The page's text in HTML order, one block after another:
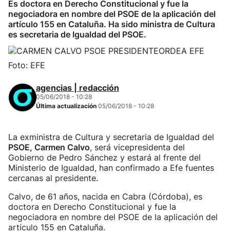
Es doctora en Derecho Constitucional y fue la
negociadora en nombre del PSOE de la aplicación del
artículo 155 en Cataluña. Ha sido ministra de Cultura
es secretaria de Igualdad del PSOE.
Foto: EFE
agencias | redacción
05/06/2018 - 10:28
Última actualización 05/06/2018 - 10:28
La exministra de Cultura y secretaria de Igualdad del
PSOE, Carmen Calvo, será vicepresidenta del
Gobierno de Pedro Sánchez y estará al frente del
Ministerio de Igualdad, han confirmado a Efe fuentes
cercanas al presidente.
Calvo, de 61 años, nacida en Cabra (Córdoba), es
doctora en Derecho Constitucional y fue la
negociadora en nombre del PSOE de la aplicación del
artículo 155 en Cataluña.